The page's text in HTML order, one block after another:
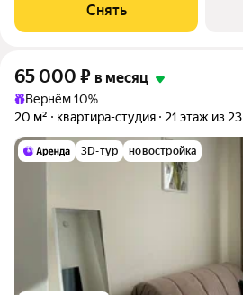
вам квартиру онлайн это так же детально, как вживую, только
вы не
Снять
65 000 ₽ в месяц
Вернём 10%
20 м²
квартира-студия 21 этаж из 23
3D-тур новостройка